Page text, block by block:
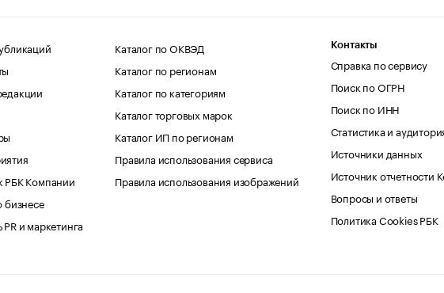
РБК Компании
бизнесе
и маркетинга
Каталог по ОКВЭД
Каталог по регионам
Каталог по категориям
Каталог торговых марок
Каталог ИП по регионам
Правила использования сервиса
Правила использования изображений
Контакты
Справка по сервису
Поиск по ОГРН
Поиск по ИНН
Статистика и
Источники данных
Источник отчетности
Вопросы и ответы
Политика Cookies РБК